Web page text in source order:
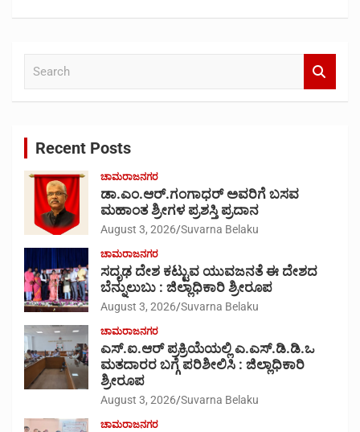
Recent Posts
ಚಾಮರಾಜನಗರ
ಡಾ.ಎಂ.ಆರ್.ಗಂಗಾಧರ್ ಅವರಿಗೆ ಬಸವ
ಮಹಾಂತ ಶ್ರೀಗಳ ಪ್ರಶಸ್ತಿ ಪ್ರದಾನ
August 3, 2026 Suvarna Belaku
ಚಾಮರಾಜನಗರ
ಸದೃಢ ದೇಶ ಕಟ್ಟುವ ಯುವಜನತೆ ಈ ದೇಶದ
ಬೆನ್ನುಲುಬು : ಜಿಲ್ಲಾಧಿಕಾರಿ ಶ್ರೀರೂಪ
August 3, 2026 Suvarna Belaku
ಚಾಮರಾಜನಗರ
ಎಸ್.ಐ.ಆರ್ ಪ್ರಕ್ರಿಯೆಯಲ್ಲಿ ಎ.ಎಸ್.ಡಿ.ಡಿ.ಒ
ಮತದಾರರ ಬಗ್ಗೆ ಪರಿಶೀಲಿಸಿ : ಜಿಲ್ಲಾಧಿಕಾರಿ
ಶ್ರೀರೂಪ
August 3, 2026 Suvarna Belaku
ಚಾಮರಾಜನಗರ